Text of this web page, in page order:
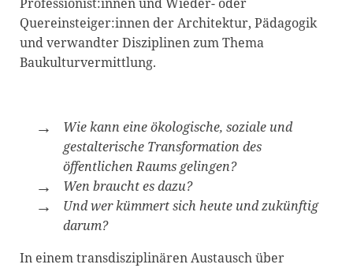
Quereinsteiger:innen der Architektur, Pädagogik
und verwandter Disziplinen zum Thema
Baukulturvermittlung.
Wie kann eine ökologische, soziale und
gestalterische Transformation des
öffentlichen Raums gelingen?
Wen braucht es dazu?
Und wer kümmert sich heute und zukünftig
darum?
In einem transdisziplinären Austausch über